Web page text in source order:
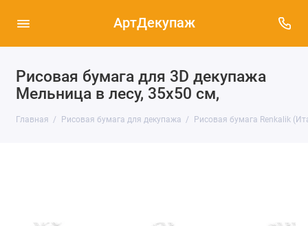
АртДекупаж
Рисовая бумага для 3D декупажа
Мельница в лесу, 35х50 см,
Главная Рисовая бумага для декупажа Рисовая бумага Renkalik